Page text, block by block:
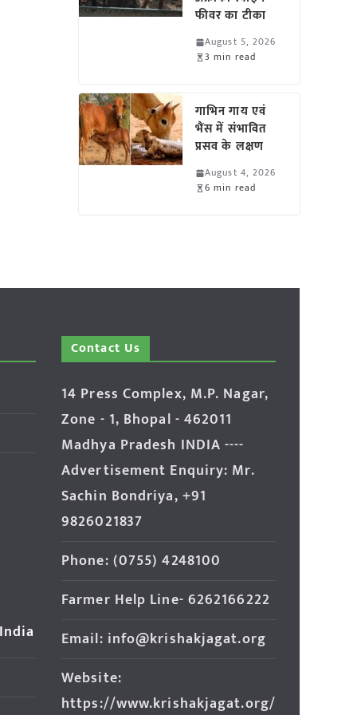
फीवर का टीका
August 5, 2026
3 min read
गाभिन गाय एवं
भैंस में संभावित
प्रसव के लक्षण
August 4, 2026
6 min read
Contact Us
14 Press Complex, M.P. Nagar,
Zone - 1, Bhopal - 462011
Madhya Pradesh INDIA ----
Advertisement Enquiry: Mr.
Sachin Bondriya, +91
9826021837
Phone: (0755) 4248100
Farmer Help Line- 6262166222
Email: info@krishakjagat.org
Website:
https://www.krishakjagat.org/